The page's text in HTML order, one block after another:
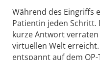
Während des Eingriffs
Patientin jeden Schritt.
kurze Antwort
virtuellen Welt
entspannt auf dem